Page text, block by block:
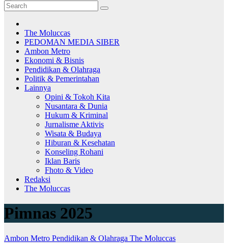
The Moluccas
PEDOMAN MEDIA SIBER
Ambon Metro
Ekonomi & Bisnis
Pendidikan & Olahraga
Politik & Pemerintahan
Lainnya
Opini & Tokoh Kita
Nusantara & Dunia
Hukum & Kriminal
Jurnalisme Aktivis
Wisata & Budaya
Hiburan & Kesehatan
Konseling Rohani
Iklan Baris
Fhoto & Video
Redaksi
The Moluccas
Pimnas 2025
Ambon Metro Pendidikan & Olahraga The Moluccas